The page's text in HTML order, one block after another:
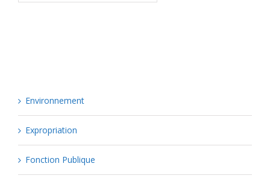
Environnement
Expropriation
Fonction Publique